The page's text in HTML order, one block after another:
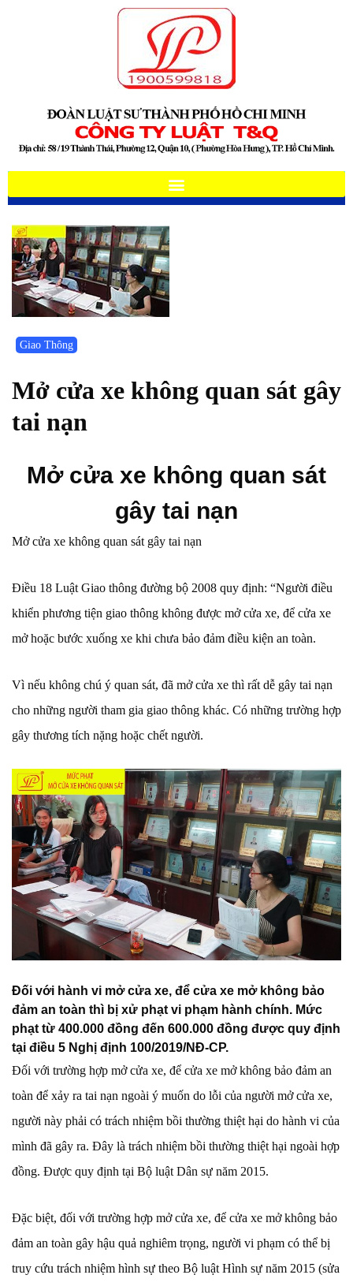
Giao Thông
Mở cửa xe không quan sát gây
tai nạn
Mở cửa xe không quan sát
gây tai nạn
Mở cửa xe không quan sát gây tai nạn
Điều 18 Luật Giao thông đường bộ 2008 quy định: “Người điều
khiển phương tiện giao thông không được mở cửa xe, để cửa xe
mở hoặc bước xuống xe khi chưa bảo đảm điều kiện an toàn.
Vì nếu không chú ý quan sát, đã mở cửa xe thì rất dễ gây tai nạn
cho những người tham gia giao thông khác. Có những trường hợp
gây thương tích nặng hoặc chết người.
Đối với hành vi mở cửa xe, để cửa xe mở không bảo
đảm an toàn thì bị xử phạt vi phạm hành chính. Mức
phạt từ 400.000 đồng đến 600.000 đồng được quy định
tại điều 5 Nghị định 100/2019/NĐ-CP.
Đối với trường hợp mở cửa xe, để cửa xe mở không bảo đảm an
toàn để xảy ra tai nạn ngoài ý muốn do lỗi của người mở cửa xe,
người này phải có trách nhiệm bồi thường thiệt hại do hành vi của
mình đã gây ra. Đây là trách nhiệm bồi thường thiệt hại ngoài hợp
đồng. Được quy định tại Bộ luật Dân sự năm 2015.
Đặc biệt, đối với trường hợp mở cửa xe, để cửa xe mở không bảo
đảm an toàn gây hậu quả nghiêm trọng, người vi phạm có thể bị
truy cứu trách nhiệm hình sự theo Bộ luật Hình sự năm 2015 (sửa